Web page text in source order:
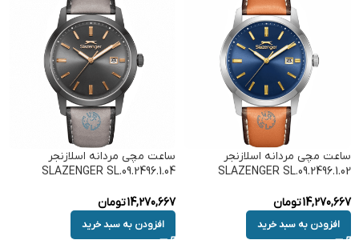
ساعت مچی مردانه اسلازنجر
SLAZENGER SL.09.2496.1.02
14,270,667تومان
افزودن به سبد خرید
ساعت مچی مردانه اسلازنجر
SLAZENGER SL.09.2496.1.04
14,270,667تومان
افزودن به سبد خرید